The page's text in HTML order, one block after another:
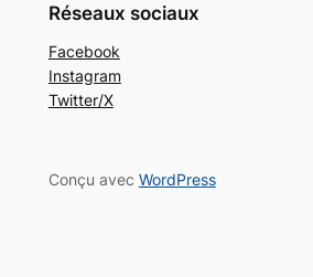
Réseaux sociaux
Facebook
Instagram
Twitter/X
Conçu avec WordPress